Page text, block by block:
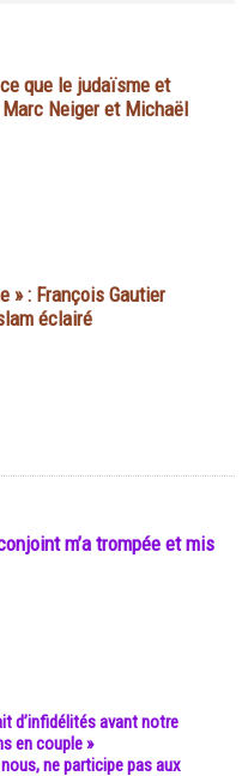
que le judaïsme et
Neiger et Michaël
» : François Gautier
éclairé
m’a trompée et mis
d’infidélités avant notre
en couple »
ne participe pas aux